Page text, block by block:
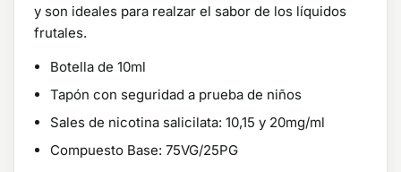
y son ideales para realzar el sabor de los líquidos
frutales.
Botella de 10ml
Tapón con seguridad a prueba de niños
Sales de nicotina salicilata: 10,15 y 20mg/ml
Compuesto Base: 75VG/25PG